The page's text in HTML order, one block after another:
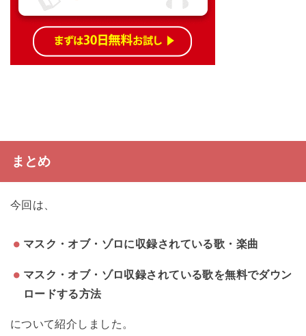
まとめ
今回は、
マスク・オブ・ゾロに収録されている歌・楽曲
マスク・オブ・ゾロ収録されている歌を無料でダウン
ロードする方法
について紹介しました。